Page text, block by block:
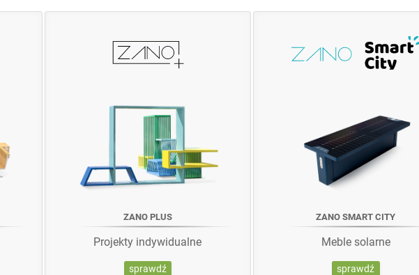
ZANO PLUS
Projekty indywidualne
sprawdź
ZANO SMART CITY
Meble solarne
sprawdź